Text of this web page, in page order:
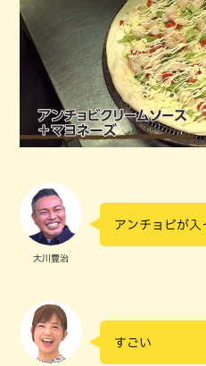
大川豊治
アンチョビが入
すごい